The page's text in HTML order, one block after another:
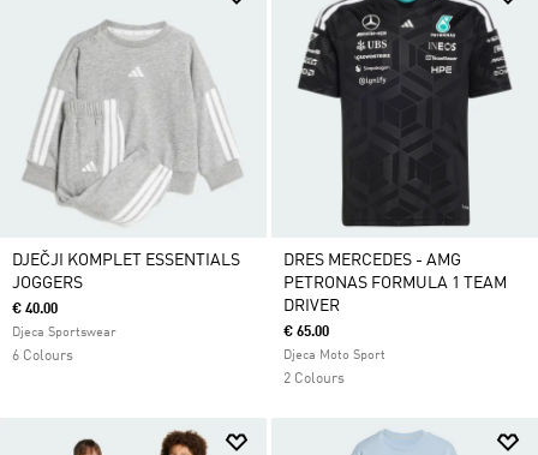
DJEČJI KOMPLET ESSENTIALS
JOGGERS
€ 40.00
Djeca Sportswear
6 Colours
DRES MERCEDES - AMG
PETRONAS FORMULA 1 TEAM
DRIVER
€ 65.00
Djeca Moto Sport
2 Colours